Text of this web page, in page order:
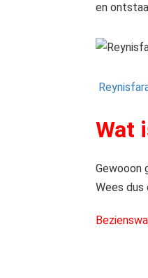
en
Wat
Gewooon
Wees dus